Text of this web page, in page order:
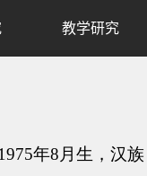
教学研究